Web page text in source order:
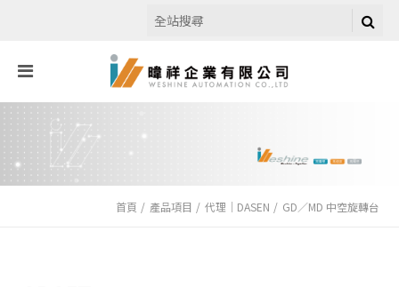
首頁 產品項目 代理｜DASEN GD／MD 中空旋轉台